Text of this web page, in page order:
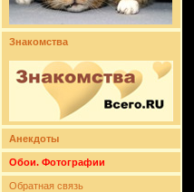
Знакомства
Анекдоты
Обои. Фотографии
Обратная связь